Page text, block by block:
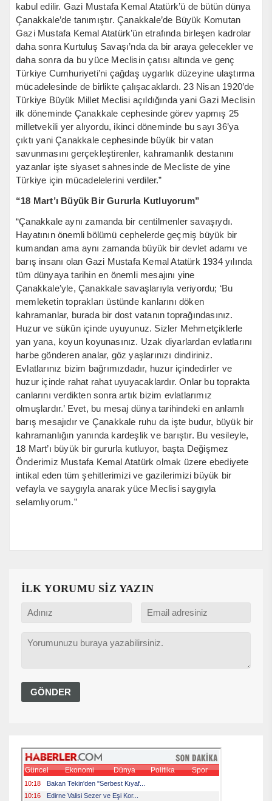
kabul edilir. Gazi Mustafa Kemal Atatürk’ü de bütün dünya
Çanakkale’de tanımıştır. Çanakkale’de Büyük Komutan
Gazi Mustafa Kemal Atatürk’ün etrafında birleşen kadrolar
daha sonra Kurtuluş Savaşı’nda da bir araya gelecekler ve
daha sonra da bu yüce Meclisin çatısı altında ve genç
Türkiye Cumhuriyeti’ni çağdaş uygarlık düzeyine ulaştırma
mücadelesinde de birlikte çalışacaklardı. 23 Nisan 1920’de
Türkiye Büyük Millet Meclisi açıldığında yani Gazi Meclisin
ilk döneminde Çanakkale cephesinde görev yapmış 25
milletvekili yer alıyordu, ikinci döneminde bu sayı 36’ya
çıktı yani Çanakkale cephesinde büyük bir vatan
savunmasını gerçekleştirenler, kahramanlık destanını
yazanlar işte siyaset sahnesinde de Mecliste de yine
Türkiye için mücadelelerini verdiler.”
“18 Mart’ı Büyük Bir Gururla Kutluyorum”
“Çanakkale aynı zamanda bir centilmenler savaşıydı.
Hayatının önemli bölümü cephelerde geçmiş büyük bir
kumandan ama aynı zamanda büyük bir devlet adamı ve
barış insanı olan Gazi Mustafa Kemal Atatürk 1934 yılında
tüm dünyaya tarihin en önemli mesajını yine
Çanakkale’yle, Çanakkale savaşlarıyla veriyordu; ‘Bu
memleketin toprakları üstünde kanlarını döken
kahramanlar, burada bir dost vatanın toprağındasınız.
Huzur ve sükûn içinde uyuyunuz. Sizler Mehmetçiklerle
yan yana, koyun koyunasınız. Uzak diyarlardan evlatlarını
harbe gönderen analar, göz yaşlarınızı dindiriniz.
Evlatlarınız bizim bağrımızdadır, huzur içindedirler ve
huzur içinde rahat rahat uyuyacaklardır. Onlar bu toprakta
canlarını verdikten sonra artık bizim evlatlarımız
olmuşlardır.’ Evet, bu mesaj dünya tarihindeki en anlamlı
barış mesajıdır ve Çanakkale ruhu da işte budur, büyük bir
kahramanlığın yanında kardeşlik ve barıştır. Bu vesileyle,
18 Mart’ı büyük bir gururla kutluyor, başta Değişmez
Önderimiz Mustafa Kemal Atatürk olmak üzere ebediyete
intikal eden tüm şehitlerimizi ve gazilerimizi büyük bir
vefayla ve saygıyla anarak yüce Meclisi saygıyla
selamlıyorum.”
İLK YORUMU SİZ YAZIN